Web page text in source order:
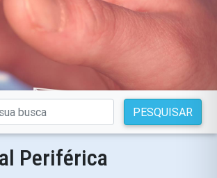
PESQUISAR
Periférica